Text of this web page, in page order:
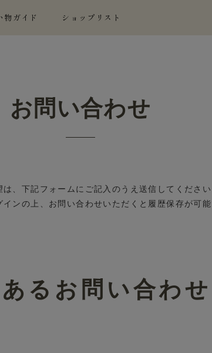
物ガイド ショップリスト
お問い合わせ
は、下記フォームにご記入のうえ送信してくださ
インの上、お問い合わせいただくと履歴保存が可
るお問い合わせ